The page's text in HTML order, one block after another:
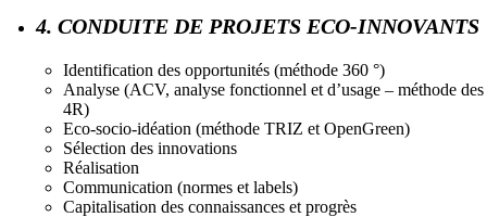
4. CONDUITE DE PROJETS ECO-INNOVANTS
Identification des opportunités (méthode 360 °)
Analyse (ACV, analyse fonctionnel et d’usage – méthode des
4R)
Eco-socio-idéation (méthode TRIZ et OpenGreen)
Sélection des innovations
Réalisation
Communication (normes et labels)
Capitalisation des connaissances et progrès